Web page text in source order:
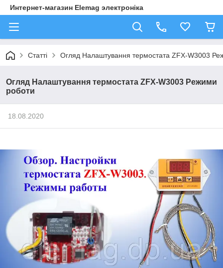
Интернет-магазин Elemag электроніка
Статті Огляд Налаштування термостата ZFX-W3003
Огляд Налаштування термостата ZFX-W3003 Режими
роботи
18.08.2020